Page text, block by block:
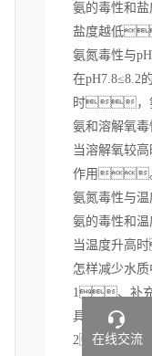
氨的毒性和
盐度越低
氨氮毒性与
在
时，
氨和溶解氧
当溶解氧较
作用。
氨氮毒性与
氨的毒性和
当温度升高
怎样减少水
1、 补
具有分解氨
2、降低
在线交流